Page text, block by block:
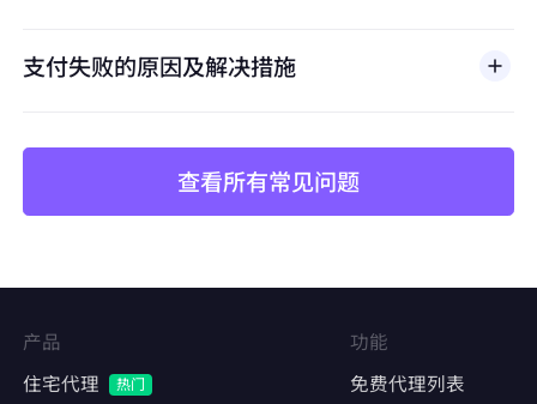
长期稳定抓取竞品价格、库存、评论数据
矩阵账号运营
多账号管理
维持账号稳定的登录IP，降低异常登录风险
内容发布与互动
支付失败的原因及解决措施
查看所有常见问题
产品
住宅代理
热门
功能
免费代理列表